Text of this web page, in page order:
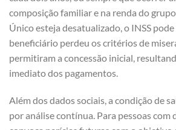
composição familiar e na renda do
Único esteja desatualizado, o INSS
beneficiário perdeu os critérios de
permitiram a concessão inicial,
imediato dos pagamentos.
Além dos dados sociais, a condição de
por análise contínua. Para pessoas com